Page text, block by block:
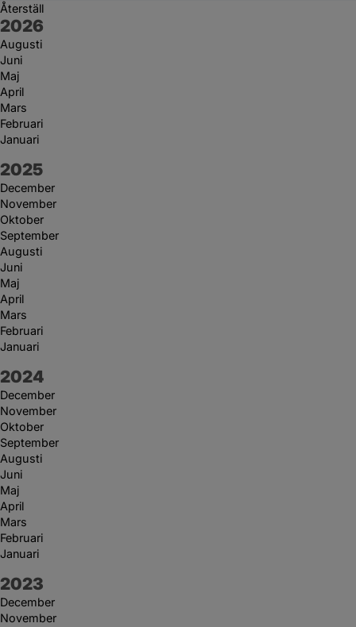
Återställ
År:
2026
Augusti
Juni
Maj
April
Mars
Februari
Januari
År:
2025
December
November
Oktober
September
Augusti
Juni
Maj
April
Mars
Februari
Januari
År:
2024
December
November
Oktober
September
Augusti
Juni
Maj
April
Mars
Februari
Januari
År:
2023
December
November